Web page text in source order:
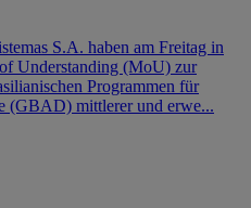
S.A. haben am Freitag in
Understanding (MoU) zur
Programmen für
(GBAD) mittlerer und erwe...